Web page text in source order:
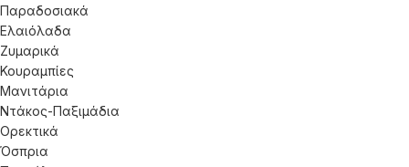
Παραδοσιακά
Ελαιόλαδα
Ζυμαρικά
Κουραμπίες
Μανιτάρια
Ντάκος-Παξιμάδια
Ορεκτικά
Όσπρια